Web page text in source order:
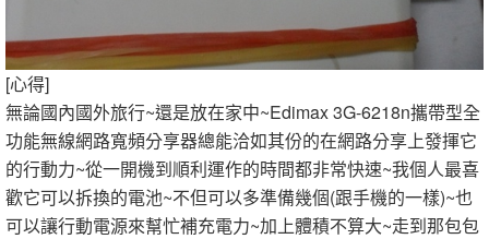
[心得]
無論國內國外旅行~還是放在家中~Edimax 3G-6218n攜帶型全
功能無線網路寬頻分享器總能洽如其份的在網路分享上發揮它
的行動力~從一開機到順利運作的時間都非常快速~我個人最喜
歡它可以拆換的電池~不但可以多準備幾個(跟手機的一樣)~也
可以讓行動電源來幫忙補充電力~加上體積不算大~走到那包包